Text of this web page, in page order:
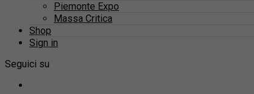
Piemonte Expo
Massa Critica
Shop
Sign in
Seguici su